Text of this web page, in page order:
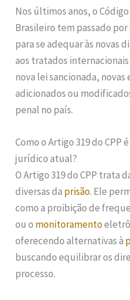
Nos últimos anos, o
Brasileiro tem passado
para se adequar às novas
aos tratados
nova lei sancionada, novas
adicionados ou
penal no país.
Como o Artigo 319 do CPP
jurídico atual?
O Artigo 319 do CPP trata
diversas da prisão. Ele
como a proibição de
ou o monitoramento
oferecendo alternativas à
buscando equilibrar os
processo.